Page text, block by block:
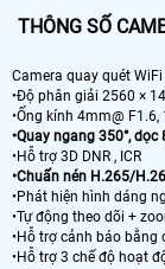
THÔNG SỐ
Camera quay quét
•Độ phân giải 2560 ×
•Ống kính 4mm@ F1.6,
•Quay ngang 350°, dọc
•Hỗ trợ 3D DNR , ICR
•Chuấn nén H.265/
•Phát hiện hình dáng
•Tự động theo dõi +
•Hỗ trợ cảnh báo bằng
•Hỗ trợ 3 chế độ hoạt